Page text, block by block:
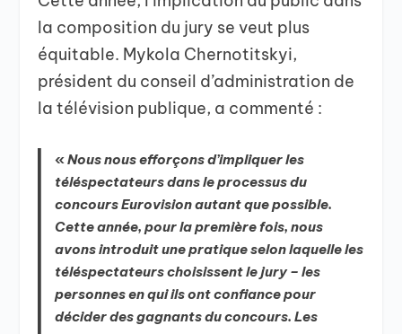
la composition du jury se veut plus
équitable. Mykola Chernotitskyi,
président du conseil d’administration de
la télévision publique, a commenté :
«Nous nous efforçons d’impliquer les
téléspectateurs dans le processus du
concours Eurovision autant que possible.
Cette année, pour la première fois, nous
avons introduit une pratique selon laquelle les
téléspectateurs choisissent le jury – les
personnes en qui ils ont confiance pour
décider des gagnants du concours. Les